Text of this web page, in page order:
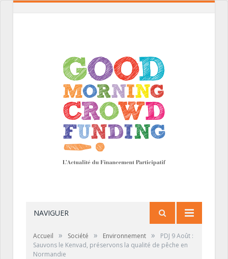
NAVIGUER
Accueil » Société » Environnement »
PDJ 9 Août :
Sauvons le Kenvad, préservons la qualité de pêche en
Normandie